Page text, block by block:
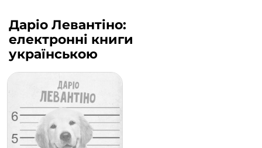
Даріо Левантіно:
електронні книги
українською